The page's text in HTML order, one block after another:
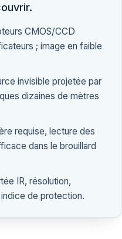
CMOS/CCD
; image en faible
invisible projetée par
dizaines de mètres
requise, lecture des
dans le brouillard
IR, résolution,
de protection.